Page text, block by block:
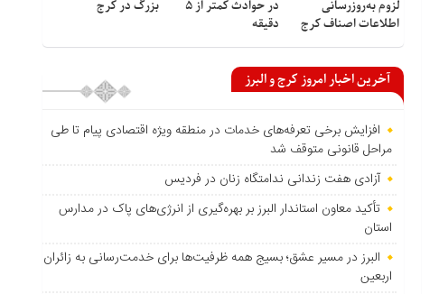
لزوم به‌روزرسانی
اطلاعات اصناف کرج
در حوادث کمتر از ۵
دقیقه
بزرگ در کرج
آخرین اخبار امروز کرج و البرز
افزایش برخی تعرفه‌های خدمات در منطقه ویژه اقتصادی پیام تا طی
مراحل قانونی متوقف شد
آزادی هفت زندانی ندامتگاه زنان در فردیس
تأکید معاون استاندار البرز بر بهره‌گیری از انرژی‌های پاک در مدارس
استان
البرز در مسیر عشق؛ بسیج همه ظرفیت‌ها برای خدمت‌رسانی به زائران
اربعین